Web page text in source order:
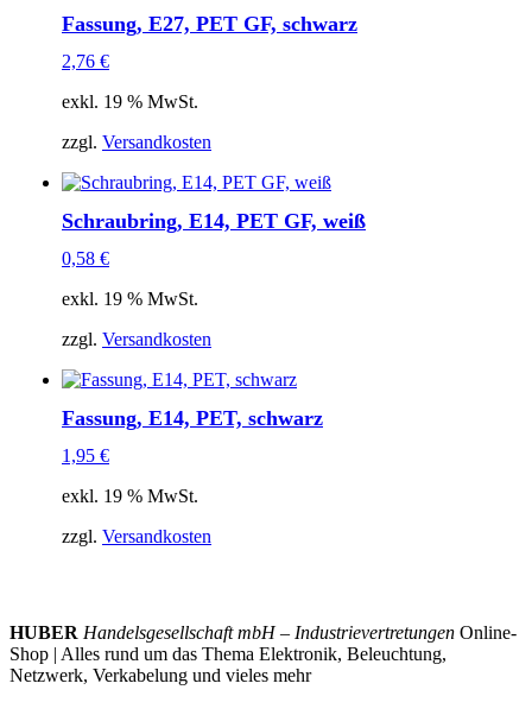
Fassung, E27, PET GF, schwarz
2,76 €
exkl. 19 % MwSt.
zzgl. Versandkosten
Schraubring, E14, PET GF, weiß
0,58 €
exkl. 19 % MwSt.
zzgl. Versandkosten
Fassung, E14, PET, schwarz
1,95 €
exkl. 19 % MwSt.
zzgl. Versandkosten
HUBER Handelsgesellschaft mbH – Industrievertretungen Online-
Shop | Alles rund um das Thema Elektronik, Beleuchtung,
Netzwerk, Verkabelung und vieles mehr